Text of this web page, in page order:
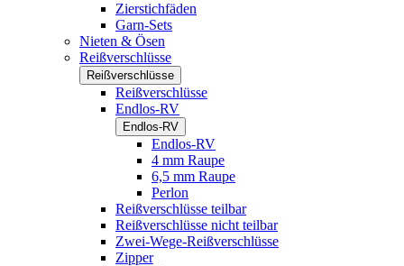
Zierstichfäden
Garn-Sets
Nieten & Ösen
Reißverschlüsse
Reißverschlüsse
Reißverschlüsse
Endlos-RV
Endlos-RV
Endlos-RV
4 mm Raupe
6,5 mm Raupe
Perlon
Reißverschlüsse teilbar
Reißverschlüsse nicht teilbar
Zwei-Wege-Reißverschlüsse
Zipper